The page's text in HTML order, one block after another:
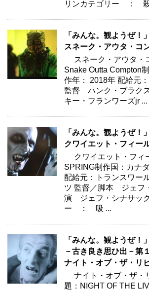
リンカテゴリー ：
「みんな。観ようぜ！
スネーク・アウタ・コ
スネーク・アウタ・
Snake Outta Compton
作年： 2018年 配給元
監督 ハンク・ブラク
キー・フランワーズjr ...
「みんな。観ようぜ！
クワイエット・フィー
クワイエット・フィ
SPRING制作国：カナ
配給元：トランスワー
ツ 監督／脚本 ジェフ
演 ジェフ・シナサッ
ー ： 吸 ...
「みんな。観ようぜ！」
－古き良き思ひ出－第
ナイト・オブ・ザ・リ
ナイト・オブ・ザ・
題：NIGHT OF THE